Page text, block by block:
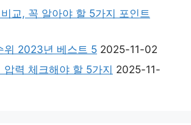
교, 꼭 알아야 할 5가지 포인트
위 2023년 베스트 5 2025-11-02
압력 체크해야 할 5가지 2025-11-